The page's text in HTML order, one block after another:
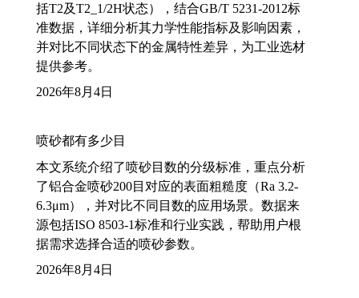
括T2及T2_1/2H状态），结合GB/T 5231-2012标
准数据，详细分析其力学性能指标及影响因素，
并对比不同状态下的金属特性差异，为工业选材
提供参考。
2026年8月4日
喷砂都有多少目
本文系统介绍了喷砂目数的分级标准，重点分析
了铝合金喷砂200目对应的表面粗糙度（Ra 3.2-
6.3μm），并对比不同目数的应用场景。数据来
源包括ISO 8503-1标准和行业实践，帮助用户根
据需求选择合适的喷砂参数。
2026年8月4日